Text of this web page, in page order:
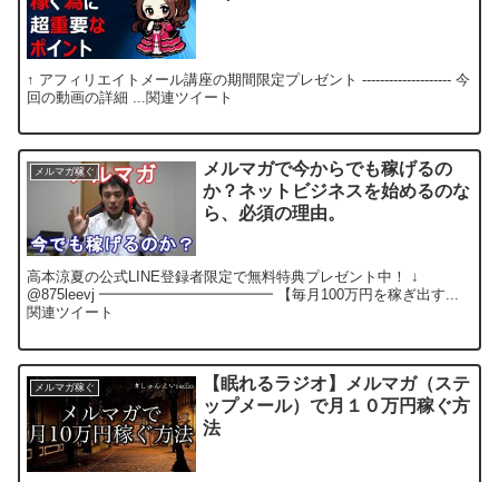
↑ アフィリエイトメール講座の期間限定プレゼント -------------------- 今
回の動画の詳細 ...関連ツイート
メルマガ稼ぐ
メルマガで今からでも稼げるの
か？ネットビジネスを始めるのな
ら、必須の理由。
高本涼夏の公式LINE登録者限定で無料特典プレゼント中！ ↓
@875leevj ━━━━━━━━━━━━ 【毎月100万円を稼ぎ出す...
関連ツイート
メルマガ稼ぐ
【眠れるラジオ】メルマガ（ステ
ップメール）で月１０万円稼ぐ方
法